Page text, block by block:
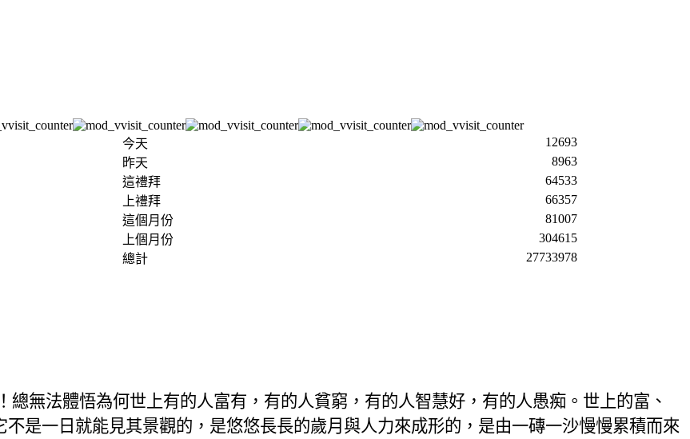
今天
12693
昨天
8963
這禮拜
64533
上禮拜
66357
這個月份
81007
上個月份
304615
總計
27733978
無法體悟為何世上有的人富有，有的人貧窮，有的人智慧好， 有的人愚痴 。世上的富、
是一日就能見其景觀的，是悠悠長長的歲月與人力來成形的，是由一磚一沙慢慢累積而來